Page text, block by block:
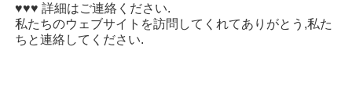
♥♥♥ 詳細はご連絡ください.
私たちのウェブサイトを訪問してくれてありがとう,私た
ちと連絡してください.